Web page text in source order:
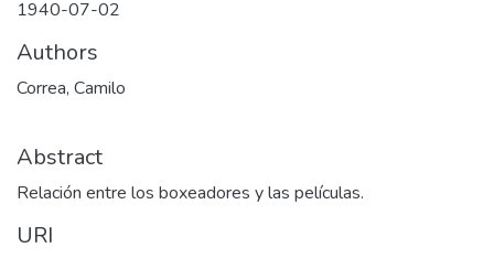
1940-07-02
Authors
Correa, Camilo
Abstract
Relación entre los boxeadores y las películas.
URI